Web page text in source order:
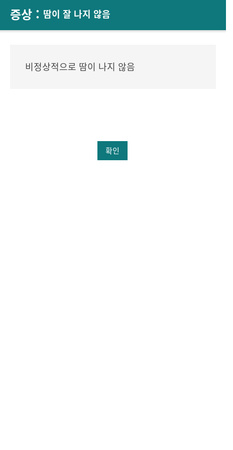
증상 : 땀이 잘 나지 않음
비정상적으로 땀이 나지 않음
확인